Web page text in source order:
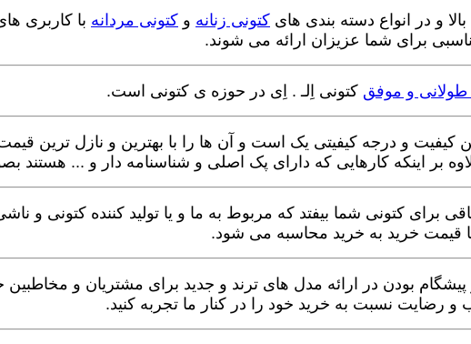
و در انواع دسته بندی های کتونی زنانه و کتونی مردانه با کاربری
برای شما عزیزان ارائه می شوند.
طولانی و موفق کتونی اِلـ . اِی در حوزه ی کتونی است.
کیفیت و درجه کیفیتی یک است و آن ها را با بهترین و نازل ترین
خرید به پایان نمی رسد و اگر تا 6 ماه اتفاقی برای کتونی شما بیفتد که مربوط به ما و یا
قیمت خرید به خرید محاسبه می شود.
بودن در ارائه مدل های ترند و جدید برای مشتریان و
نسبت به خرید خود را در کنار ما تجربه کنید.